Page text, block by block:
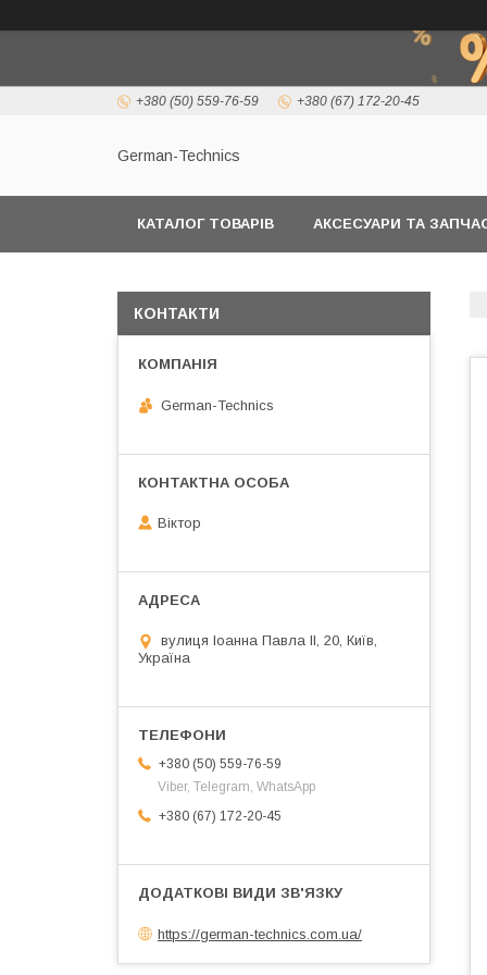
+380 (50) 559-76-59 +380 (67) 172-20-45
German-Technics
КАТАЛОГ ТОВАРІВ АКСЕСУАРИ ТА
КОНТАКТИ
German-Technics
Віктор
вулиця Іоанна Павла ІІ, 20, Київ,
Україна
+380 (50) 559-76-59
Viber, Telegram, WhatsApp
+380 (67) 172-20-45
https://german-technics.com.ua/